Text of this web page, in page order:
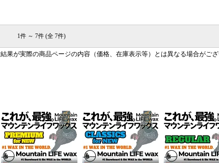
1件 ～ 7件 (全 7件)
果が実際の商品ページの内容（価格、在庫表示等）とは異なる場合がござ